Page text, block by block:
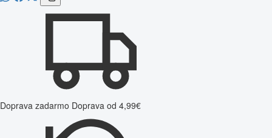
Doprava zadarmo Doprava od 4,99€